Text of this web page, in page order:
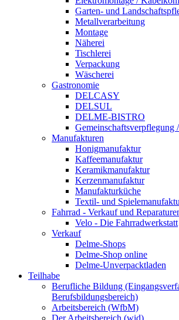
Garten- und
Metallverarbeitung
Montage
Näherei
Tischlerei
Verpackung
Wäscherei
Gastronomie
DELCASY
DELSUL
DELME-BISTRO
Gemeinschaftsverpflegung
Manufakturen
Honigmanufaktur
Kaffeemanufaktur
Keramikmanufaktur
Kerzenmanufaktur
Manufakturküche
Textil- und
Fahrrad - Verkauf und
Velo - Die Fahrradwerkstatt
Verkauf
Delme-Shops
Delme-Shop online
Delme-Unverpacktladen
Teilhabe
Berufliche Bildung
Berufsbildungsbereich)
Arbeitsbereich (WfbM)
Der Arbeitsbereich (wid)